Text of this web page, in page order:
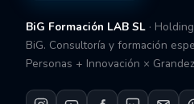
BiG Formación LAB SL ·
BiG. Consultoría y formación
Personas + Innovación ×